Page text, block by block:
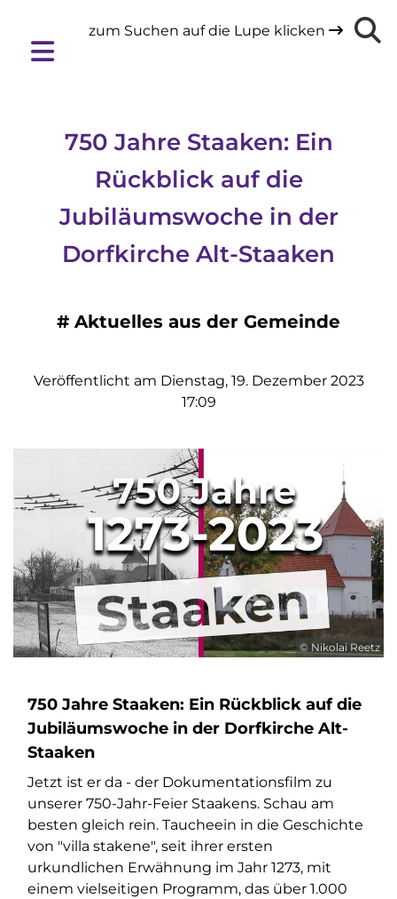
zum Suchen auf die Lupe klicken
750 Jahre Staaken: Ein
Rückblick auf die
Jubiläumswoche in der
Dorfkirche Alt-Staaken
# Aktuelles aus der Gemeinde
Veröffentlicht am Dienstag, 19. Dezember 2023
17:09
© Nikolai Reetz
750 Jahre Staaken: Ein Rückblick auf die
Jubiläumswoche in der Dorfkirche Alt-
Staaken
Jetzt ist er da - der Dokumentationsfilm zu
unserer 750-Jahr-Feier Staakens. Schau am
besten gleich rein. Taucheein in die Geschichte
von "villa stakene", seit ihrer ersten
urkundlichen Erwähnung im Jahr 1273, mit
einem vielseitigen Programm, das über 1.000